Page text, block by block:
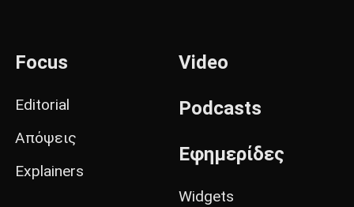
Focus
Editorial
Απόψεις
Explainers
Video
Podcasts
Εφημερίδες
Widgets